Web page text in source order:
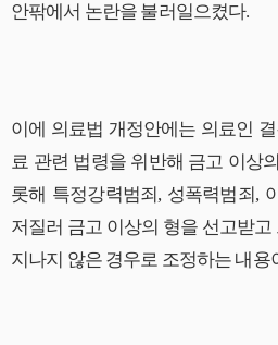
안팎에서 논란을 불러일으켰다.
이에 의료법 개정안에는 의료인
료 관련 법령을 위반해 금고 이상
롯해 특정강력범죄, 성폭력범죄,
저질러 금고 이상의 형을 선고받고
지나지 않은 경우로 조정하는 내용